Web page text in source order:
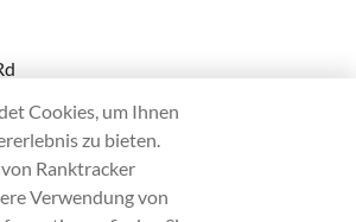
Cookies, um Ihnen
zu bieten.
Ranktracker
Verwendung von